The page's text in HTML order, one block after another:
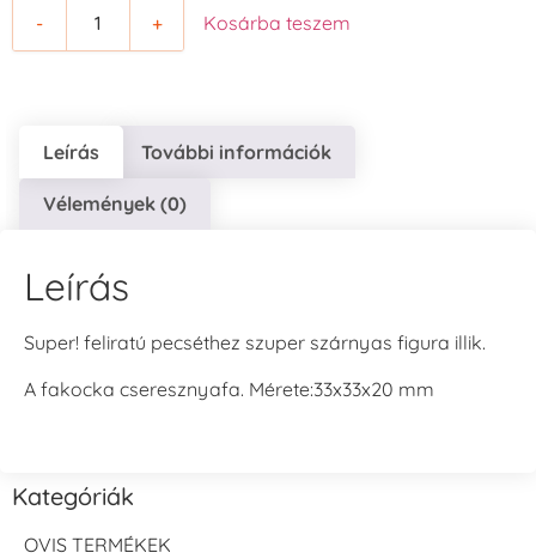
- + Kosárba teszem
Leírás További információk
Vélemények (0)
Leírás
Super! feliratú pecséthez szuper szárnyas figura illik.
A fakocka cseresznyafa. Mérete:33x33x20 mm
Kategóriák
OVIS TERMÉKEK